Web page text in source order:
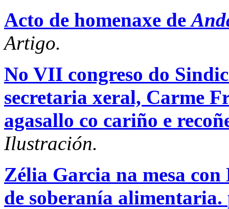
Acto de homenaxe de
Artigo.
No VII congreso do
secretaria xeral, Carme
agasallo co cariño e
Ilustración.
Zélia Garcia na mesa
de soberanía alimentaria.